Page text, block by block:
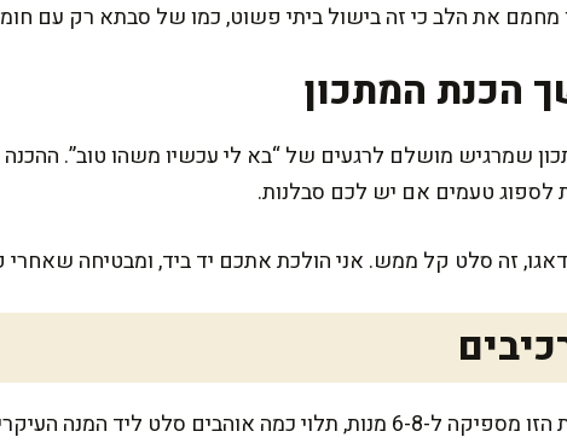
מחמם את הלב כי זה בישול ביתי פשוט, כמו של סבתא רק עם
הכנת המתכון
לספוג טעמים אם יש לכם סבלנות.
זה סלט קל ממש. אני הולכת אתכם יד ביד, ומבטיחה שאחרי
הכמות הזו מספיקה ל-6-8 מנות, תלוי כמה אוהבים סלט